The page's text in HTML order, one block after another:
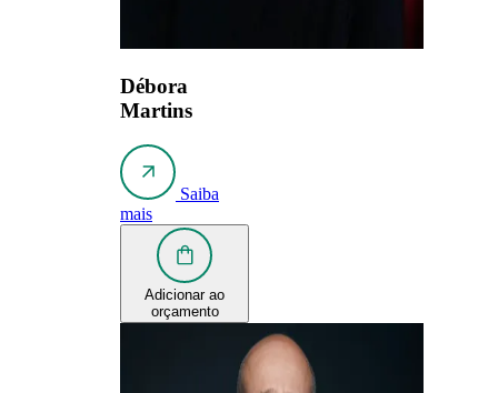
Débora
Martins
Saiba
mais
Adicionar ao
orçamento